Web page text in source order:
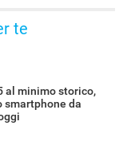
te
al minimo storico,
smartphone da